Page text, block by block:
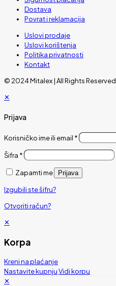
Dostava
Povrat i reklamacija
Uslovi prodaje
Uslovi korištenja
Politika privatnosti
Kontakt
© 2024 Mitalex | All Rights Reserved
✕
Prijava
Korisničko ime ili email *
Šifra *
Zapamti me Prijava
Izgubili ste šifru?
Otvoriti račun?
✕
Korpa
Kreni na plaćanje
Nastavite kupnjuVidi korpu
✕